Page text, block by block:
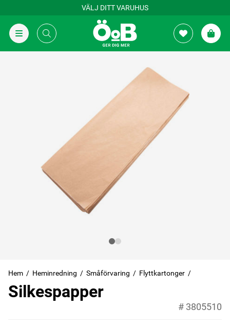
VÄLJ DITT VARUHUS
Hem Heminredning Småförvaring Flyttkartonger
Silkespapper
# 3805510